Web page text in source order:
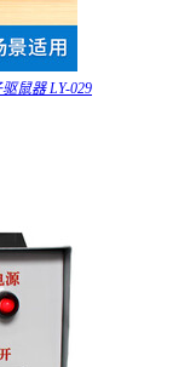
鼠器 LY-029